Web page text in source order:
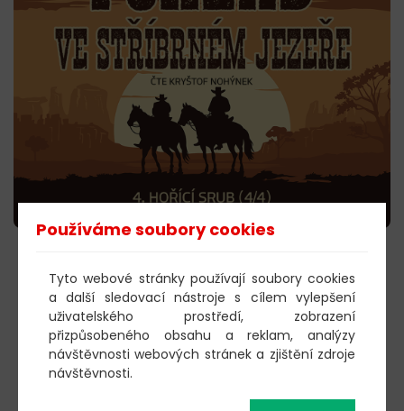
POSLECHNOUT →
603 805 271
Používáme soubory cookies
Tyto webové stránky používají soubory cookies
a další sledovací nástroje s cílem vylepšení
uživatelského prostředí, zobrazení
přizpůsobeného obsahu a reklam, analýzy
návštěvnosti webových stránek a zjištění zdroje
návštěvnosti.